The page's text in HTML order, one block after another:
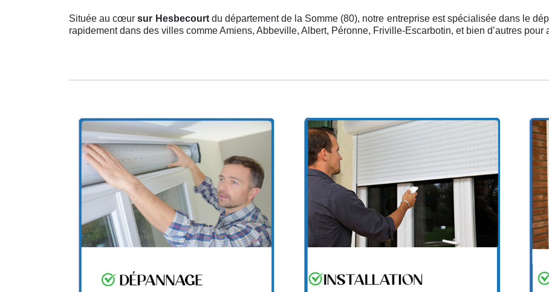
Située au cœursur Hesbecourt du département de la Somme (80), notre entreprise est spécialisée dans le
rapidement dans des villes comme Amiens, Abbeville, Albert, Péronne, Friville-Escarbotin, et bien d’autres